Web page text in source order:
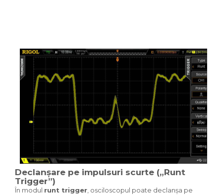
Declanșare pe impulsuri scurte („Runt
Trigger”)
În modul runt trigger, osciloscopul poate declanșa pe